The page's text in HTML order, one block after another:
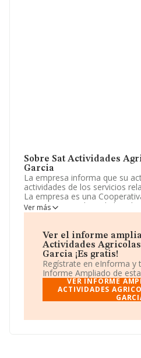
Sobre Sat Actividades
Garcia
La empresa informa que su
actividades de los servicios
La empresa es una
CNAE como 'Cultivo de la vid',
compañía no tiene actividad
Ha contado con el mismo
atendiendo a los datos
número ha estado por encima
Para comunicarse con sus
teléfono es 967460044 y su
Garcia, NIF F02265718, está
Ver más
Ver el informe
Actividades
Garcia ¡Es gratis!
Regístrate en eInforma y
Informe Ampliado de
VER INFORME
ACTIVIDADES